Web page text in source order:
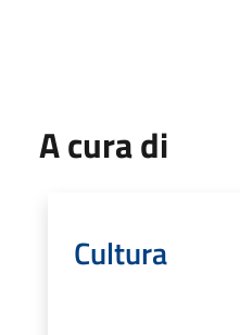
A cura di
Cultura